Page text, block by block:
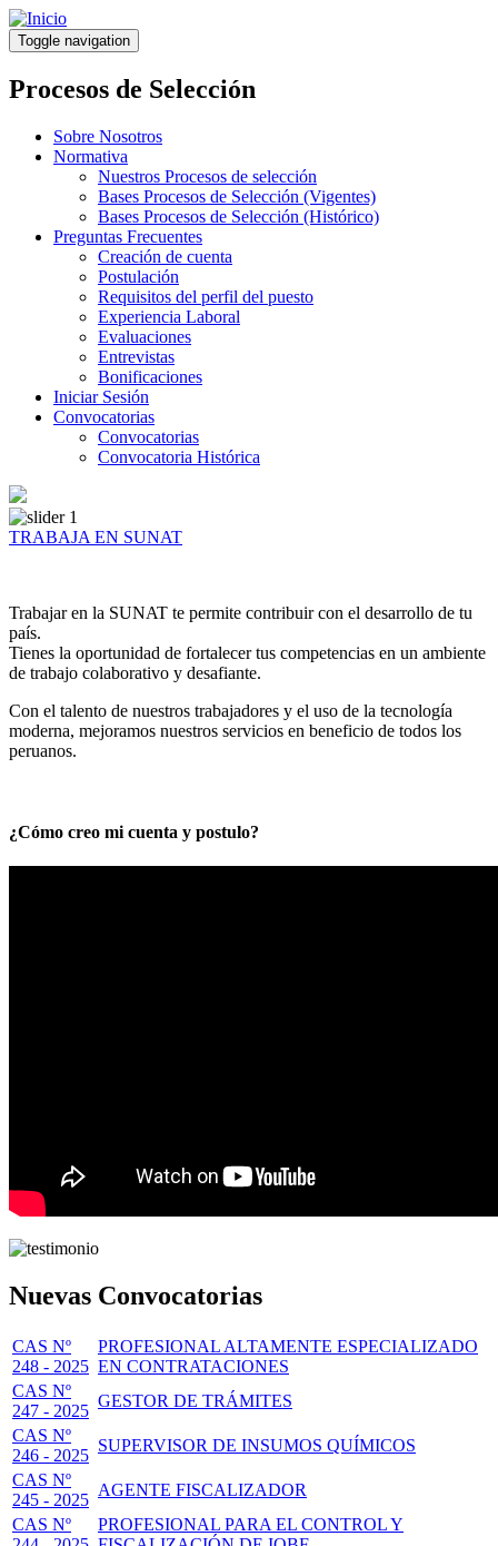
Pasar
al
contenido
principal
Toggle navigation
Procesos de Selección
Sobre Nosotros
Normativa
Nuestros Procesos de selección
Bases Procesos de Selección (Vigentes)
Bases Procesos de Selección (Histórico)
Preguntas Frecuentes
Creación de cuenta
Postulación
Requisitos del perfil del puesto
Experiencia Laboral
Evaluaciones
Entrevistas
Bonificaciones
Iniciar Sesión
Convocatorias
Convocatorias
Convocatoria Histórica
TRABAJA EN SUNAT
Trabajar en la SUNAT te permite contribuir con el desarrollo de tu
país.
Tienes la oportunidad de fortalecer tus competencias en un ambiente
de trabajo colaborativo y desafiante.
Con el talento de nuestros trabajadores y el uso de la tecnología
moderna, mejoramos nuestros servicios en beneficio de todos los
peruanos.
¿Cómo creo mi cuenta y postulo?
Nuevas Convocatorias
CAS Nº
248 - 2025
PROFESIONAL ALTAMENTE ESPECIALIZADO
EN CONTRATACIONES
CAS Nº
247 - 2025
GESTOR DE TRÁMITES
CAS Nº
246 - 2025
SUPERVISOR DE INSUMOS QUÍMICOS
CAS Nº
245 - 2025
AGENTE FISCALIZADOR
CAS Nº
PROFESIONAL PARA EL CONTROL Y